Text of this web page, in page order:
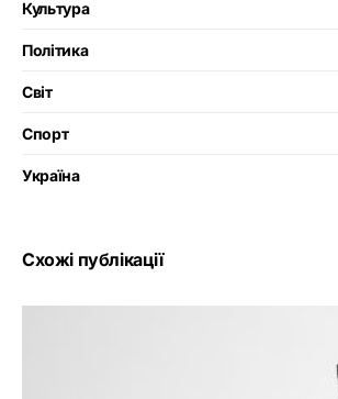
Культура
Політика
Світ
Спорт
Україна
Схожі публікації